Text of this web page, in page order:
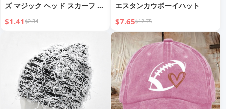
ズ マジック ヘッド スカーフ ア
ウトドア ギア マスク
$1.41$2.34
エスタンカウボーイハット
$7.65$12.75